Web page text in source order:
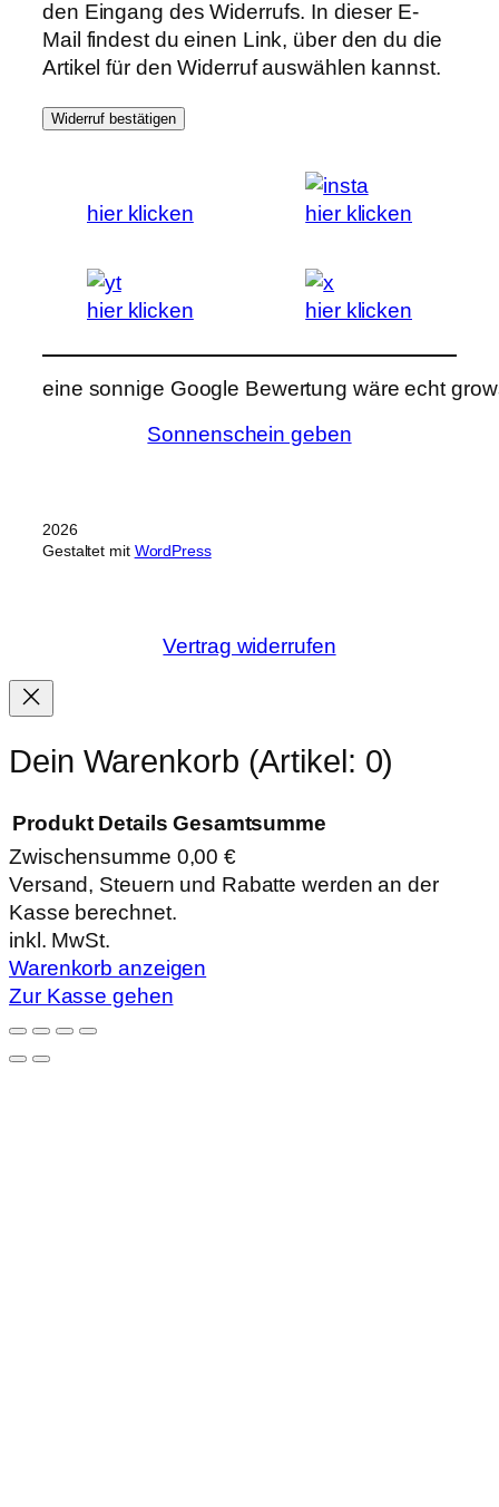
den Eingang des Widerrufs. In dieser E-
Mail findest du einen Link, über den du die
Artikel für den Widerruf auswählen kannst.
Widerruf bestätigen
hier klicken hier klicken
hier klicken hier klicken
eine sonnige Google Bewertung wäre echt
Sonnenschein geben
2026
Gestaltet mit WordPress
Vertrag widerrufen
Dein Warenkorb (Artikel: 0)
Produkte
im
Warenkorb
Produkt Details Gesamtsumme
Zwischensumme 0,00 €
Versand, Steuern und Rabatte werden an der
Kasse berechnet.
inkl. MwSt.
Warenkorb anzeigen
Zur Kasse gehen